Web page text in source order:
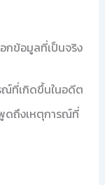
กข้อมูลที่เป็นจริง
ที่เกิดขึ้นในอดีต
ดถึงเหตุการณ์ที่